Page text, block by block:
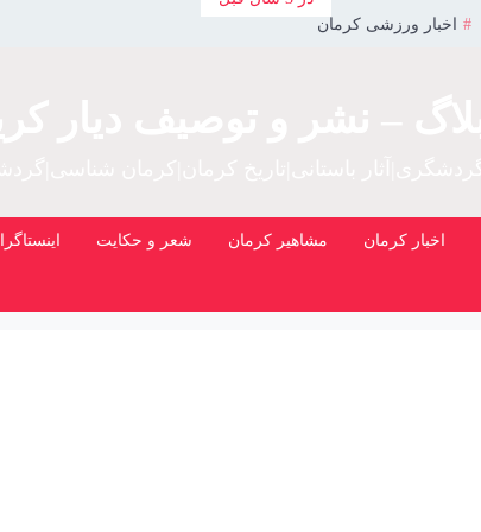
اخبار ورزشی کرمان
اخبار کرمان مشاهیر کرمان شعر و حکایت